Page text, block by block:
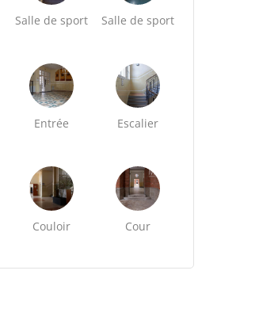
Salle de sport Salle de sport
Entrée Escalier
Couloir Cour